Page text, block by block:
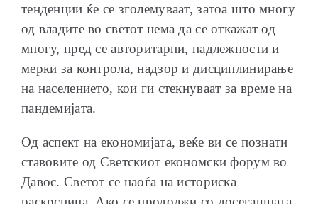
тенденции ќе се зголемуваат, затоа што многу
од владите во светот нема да се откажат од
многу, пред се авторитарни, надлежности и
мерки за контрола, надзор и дисциплинирање
на населението, кои ги стекнуваат за време на
пандемијата.
Од аспект на економијата, веќе ви се познати
ставовите од Светскиот економски форум во
Давос. Светот се наоѓа на историска